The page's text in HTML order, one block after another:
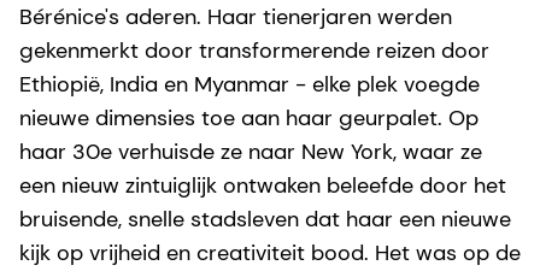
Bérénice's aderen. Haar tienerjaren werden
gekenmerkt door transformerende reizen door
Ethiopië, India en Myanmar - elke plek voegde
nieuwe dimensies toe aan haar geurpalet. Op
haar 30e verhuisde ze naar New York, waar ze
een nieuw zintuiglijk ontwaken beleefde door het
bruisende, snelle stadsleven dat haar een nieuwe
kijk op vrijheid en creativiteit bood. Het was op de